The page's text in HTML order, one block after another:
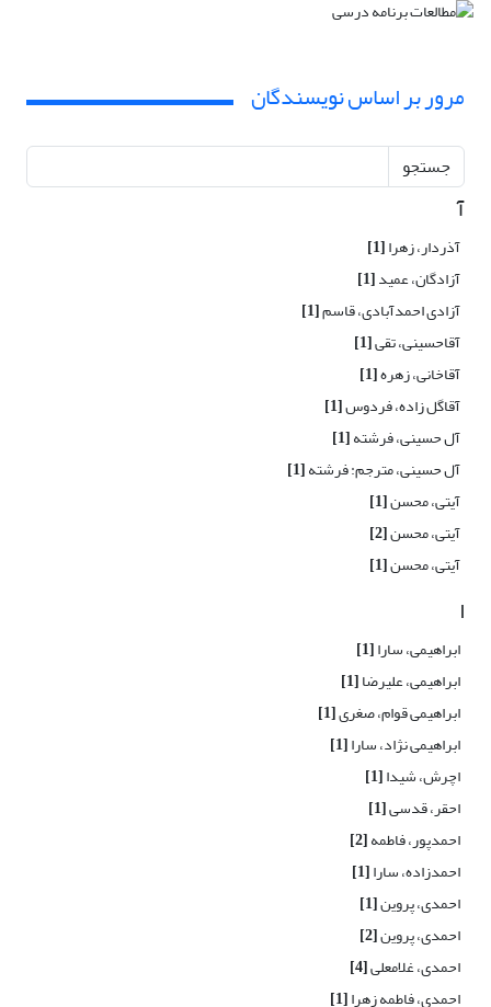
مرور بر اساس نویسندگان
جستجو
آ
آذردار، زهرا[1]
آزادگان، عمید[1]
آزادی احمدآبادی، قاسم[1]
آقاحسینی، تقی[1]
آقاخانی، زهره[1]
آقاگل زاده، فردوس[1]
آل حسینی، فرشته[1]
آل حسینی، مترجم: فرشته[1]
آیتی، محسن[1]
آیتی، محسن[2]
آیتی، محسن[1]
ا
ابراهیمی، سارا[1]
ابراهیمی، علیرضا[1]
ابراهیمی قوام، صغری[1]
ابراهیمی نژاد، سارا[1]
اچرش، شیدا[1]
احقر، قدسی[1]
احمدپور، فاطمه[2]
احمدزاده، سارا[1]
احمدی، پروین[1]
احمدی، پروین[2]
احمدی، غلامعلی[4]
احمدی، فاطمه زهرا[1]